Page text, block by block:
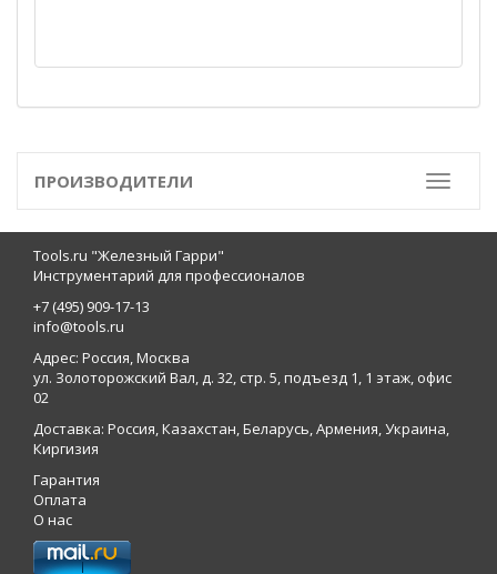
Toggle
ПРОИЗВОДИТЕЛИ
Tools.ru "Железный Гарри"
Инструментарий для профессионалов
+7 (495) 909-17-13
info@tools.ru
Адрес: Россия, Москва
ул. Золоторожский Вал, д. 32, стр. 5, подъезд 1, 1 этаж, офис
02
Доставка: Россия, Казахстан, Беларусь, Армения, Украина,
Киргизия
Гарантия
Оплата
О нас